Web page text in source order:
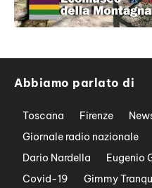
Abbiamo parlato di
Toscana Firenze
Giornale radio nazionale
Dario Nardella
Eugenio
Covid-19
Gimmy